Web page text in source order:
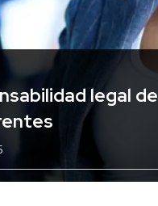
legal de